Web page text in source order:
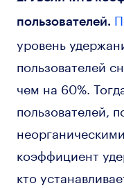
пользователей.
уровень
пользователей
чем на 60%.
пользователей,
коэффициент
кто